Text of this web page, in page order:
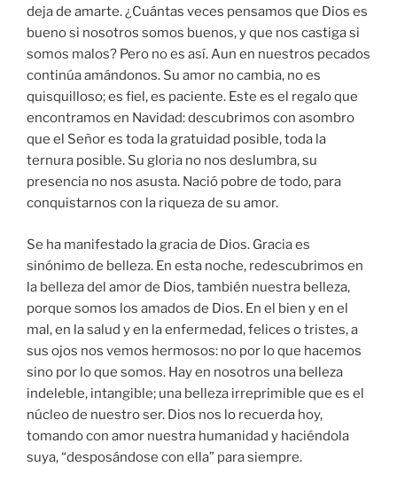
deja de amarte. ¿Cuántas veces pensamos que Dios es
bueno si nosotros somos buenos, y que nos castiga si
somos malos? Pero no es así. Aun en nuestros pecados
continúa amándonos. Su amor no cambia, no es
quisquilloso; es fiel, es paciente. Este es el regalo que
encontramos en Navidad: descubrimos con asombro
que el Señor es toda la gratuidad posible, toda la
ternura posible. Su gloria no nos deslumbra, su
presencia no nos asusta. Nació pobre de todo, para
conquistarnos con la riqueza de su amor.
Se ha manifestado la gracia de Dios. Gracia es
sinónimo de belleza. En esta noche, redescubrimos en
la belleza del amor de Dios, también nuestra belleza,
porque somos los amados de Dios. En el bien y en el
mal, en la salud y en la enfermedad, felices o tristes, a
sus ojos nos vemos hermosos: no por lo que hacemos
sino por lo que somos. Hay en nosotros una belleza
indeleble, intangible; una belleza irreprimible que es el
núcleo de nuestro ser. Dios nos lo recuerda hoy,
tomando con amor nuestra humanidad y haciéndola
suya, “desposándose con ella” para siempre.